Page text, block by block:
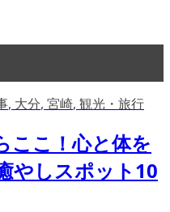
, 大分, 宮崎, 観光・旅行
ここ！心と体を
やしスポット10